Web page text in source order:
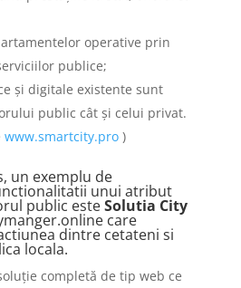
operative prin
publice;
și digitale existente sunt
public cât și celui privat.
www.smartcity.pro)
exemplu de
unui atribut
public esteSolutia City
care
dintre cetateni si
locala.
completă de tip web ce